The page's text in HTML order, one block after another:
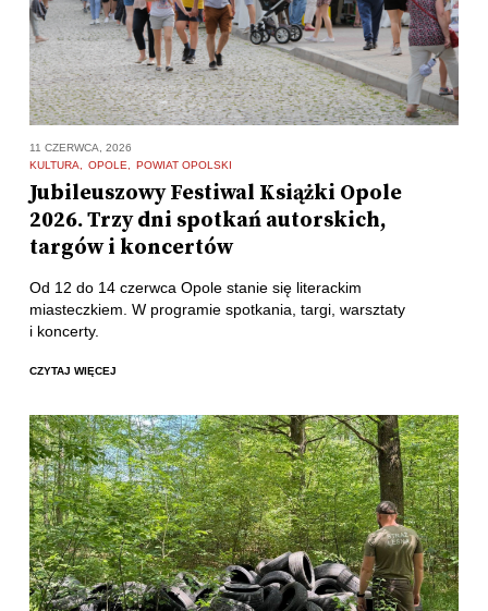
11 CZERWCA, 2026
KULTURA
OPOLE POWIAT OPOLSKI
Jubileuszowy Festiwal Książki Opole
2026. Trzy dni spotkań autorskich,
targów i koncertów
Od 12 do 14 czerwca Opole stanie się literackim
miasteczkiem. W programie spotkania, targi, warsztaty
i koncerty.
CZYTAJ WIĘCEJ